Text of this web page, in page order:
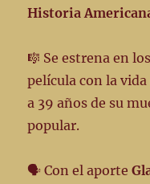
Historia
🎼 Se estrena en
película con la
a 39 años de su
popular.
🗣️ Con el aporte